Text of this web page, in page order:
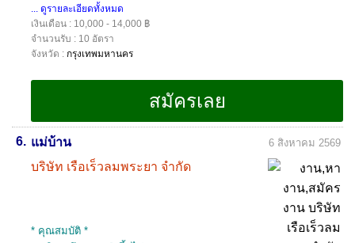
... ดูรายละเอียดทั้งหมด
เงินเดือน : 10,000 - 14,000 ฿
จำนวนรับ : 10 อัตรา
จังหวัด : กรุงเทพมหานคร
6. แม่บ้าน
บริษัท เรือเร็วลมพระยา จำกัด
6 สิงหาคม 2569
* คุณสมบัติ *